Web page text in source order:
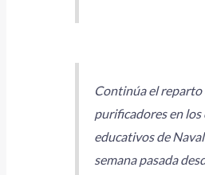
Continúa el reparto
purificadores en los
educativos de
semana pasada